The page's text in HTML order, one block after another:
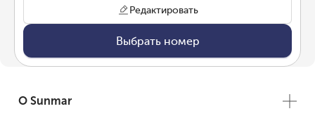
Редактировать
Выбрать номер
О Sunmar